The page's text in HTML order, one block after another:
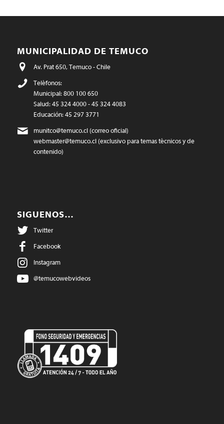
MUNICIPALIDAD DE TEMUCO
Av. Prat 650, Temuco - Chile
Teléfonos:
Municipal: 800 100 650
Salud: 45 324 4000 - 45 324 4083
Educación: 45 297 3771
munitco@temuco.cl(correo oficial)
webmaster@temuco.cl(exclusivo para temas técnicos y de
contenido)
SIGUENOS…
Twitter
Facebook
Instagram
@temucowebvideos